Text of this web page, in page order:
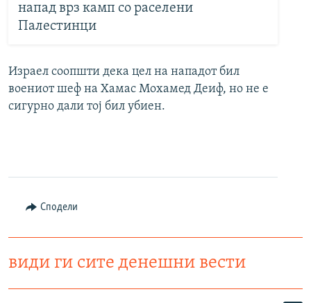
напад врз камп со раселени
Палестинци
Израел соопшти дека цел на нападот бил
воениот шеф на Хамас Мохамед Деиф, но не е
сигурно дали тој бил убиен.
Сподели
види ги сите денешни вести